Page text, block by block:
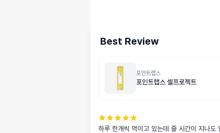
Best Review
포인트랩스
포인트랩스 셀프로젝트
하루 한개씩 먹이고 있는데 줄 시간이 지나도